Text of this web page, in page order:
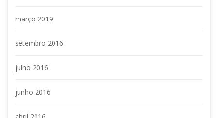
março 2019
etembro 2016
julho 2016
junho 2016